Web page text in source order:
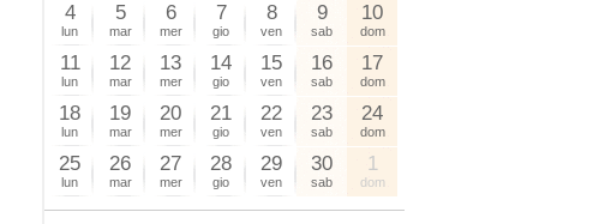
4
lun
5
mar
6
mer
7
gio
8
ven
9
sab
10
dom
11
lun
12
mar
13
mer
14
gio
15
ven
16
sab
17
dom
18
lun
19
mar
20
mer
21
gio
22
ven
23
sab
24
dom
25
lun
26
mar
27
mer
28
gio
29
ven
30
sab
1
dom